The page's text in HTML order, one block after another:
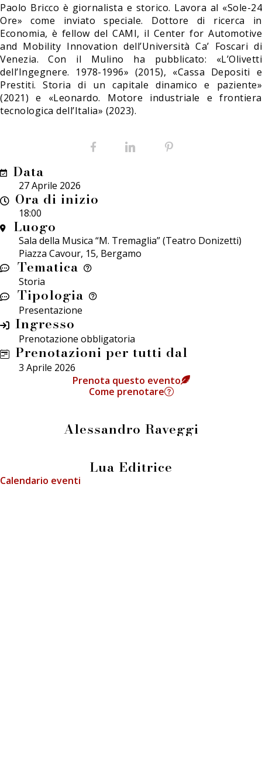
Paolo Bricco è giornalista e storico. Lavora al «Sole-24
Ore» come inviato speciale. Dottore di ricerca in
Economia, è fellow del CAMI, il Center for Automotive
and Mobility Innovation dell’Università Ca’ Foscari di
Venezia. Con il Mulino ha pubblicato: «L’Olivetti
dell’Ingegnere. 1978-1996» (2015), «Cassa Depositi e
Prestiti. Storia di un capitale dinamico e paziente»
(2021) e «Leonardo. Motore industriale e frontiera
tecnologica dell’Italia» (2023).
Facebook LinkedIn
Data
27 Aprile 2026
Ora di inizio
18:00
Luogo
Sala della Musica “M. Tremaglia” (Teatro Donizetti)
Piazza Cavour, 15, Bergamo
Tematica
Storia
Tipologia
Presentazione
Ingresso
Prenotazione obbligatoria
Prenotazioni per tutti dal
3 Aprile 2026
Prenota questo evento
Come prenotare
Alessandro Raveggi
Lua Editrice
Calendario eventi